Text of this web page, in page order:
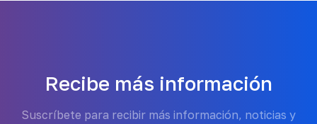
Recibe más información
Suscríbete para recibir más información, noticias y